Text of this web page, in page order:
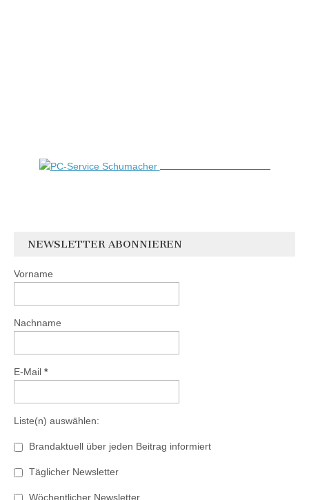
NEWSLETTER ABONNIEREN
Vorname
Nachname
E-Mail *
Liste(n) auswählen:
Brandaktuell über jeden Beitrag informiert
Täglicher Newsletter
Wöchentlicher Newsletter